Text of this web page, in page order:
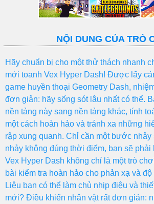
NỘI DUNG CỦA TRÒ
Hãy chuẩn bị cho một thử thách nhanh
mới toanh Vex Hyper Dash! Được lấy
game huyền thoại Geometry Dash,
đơn giản: hãy sống sót lâu nhất có thể.
nền tảng này sang nền tảng khác, tính
một cách hoàn hảo và tránh xa những
rập xung quanh. Chỉ cần một bước nhảy
nhảy không đúng thời điểm, bạn sẽ phải
Vex Hyper Dash không chỉ là một trò
bài kiểm tra hoàn hảo cho phản xạ và
Liệu bạn có thể làm chủ nhịp điệu và
mới? Điều khiển nhân vật rất đơn giản: